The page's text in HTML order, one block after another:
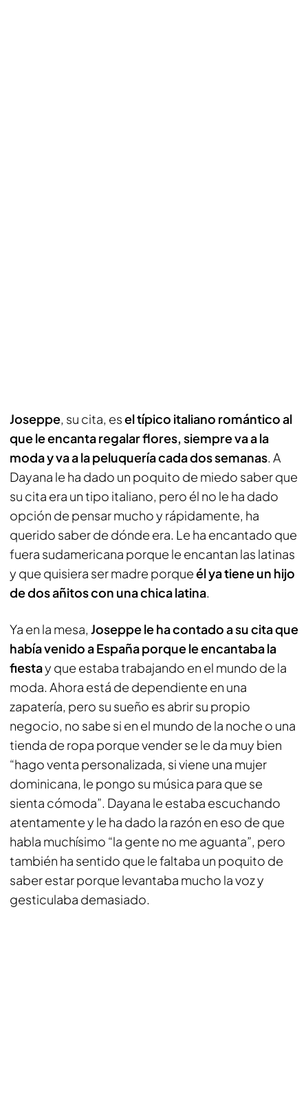
Joseppe, su cita, esel típico italiano romántico al
que le encanta regalar flores, siempre va a la
moda y va a la peluquería cada dos semanas. A
Dayana le ha dado un poquito de miedo saber que
su cita era un tipo italiano, pero él no le ha dado
opción de pensar mucho y rápidamente, ha
querido saber de dónde era. Le ha encantado que
fuera sudamericana porque le encantan las latinas
y que quisiera ser madre porqueél ya tiene un hijo
de dos añitos con una chica latina.
Ya en la mesa, Joseppe le ha contado a su cita que
había venido a España porque le encantaba la
fiestay que estaba trabajando en el mundo de la
moda. Ahora está de dependiente en una
zapatería, pero su sueño es abrir su propio
negocio, no sabe si en el mundo de la noche o una
tienda de ropa porque vender se le da muy bien
“hago venta personalizada, si viene una mujer
dominicana, le pongo su música para que se
sienta cómoda”. Dayana le estaba escuchando
atentamente y le ha dado la razón en eso de que
habla muchísimo “la gente no me aguanta”, pero
también ha sentido que le faltaba un poquito de
saber estar porque levantaba mucho la voz y
gesticulaba demasiado.